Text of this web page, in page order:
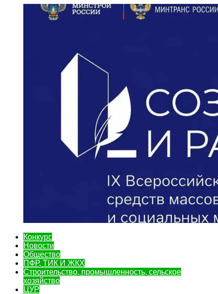
Конкурс
Новости
Общество
ПФР, ТИК И ЖКХ
Строительство, промышленность, сельское
хозяйство
ЦУР